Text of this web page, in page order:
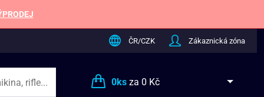
ČR/CZK Zákaznická zóna
0ksza 0 Kč